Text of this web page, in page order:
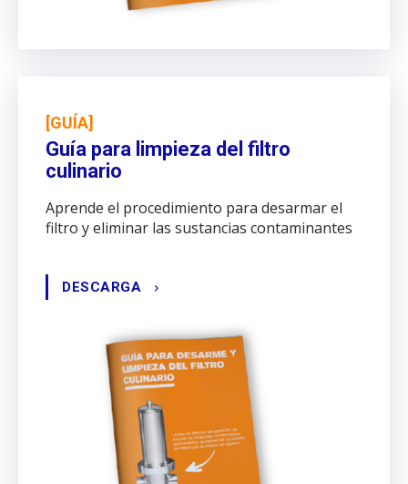
[GUÍA]
Guía para limpieza del filtro
culinario
Aprende el procedimiento para desarmar el
filtro y eliminar las sustancias contaminantes
DESCARGA